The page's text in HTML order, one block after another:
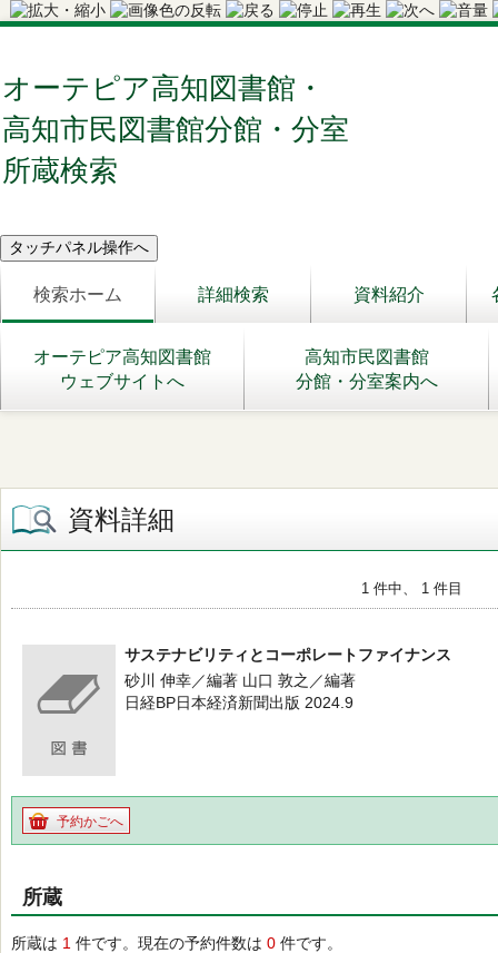
オーテピア高知図書館・
高知市民図書館分館・分室
所蔵検索
検索ホーム 詳細検索 資料紹介
オーテピア高知図書館
ウェブサイトへ
高知市民図書館
分館・分室案内へ
資料詳細
1 件中、 1 件目
サステナビリティとコーポレートファイナンス
砂川 伸幸／編著 山口 敦之／編著
日経BP日本経済新聞出版 2024.9
予約かごへ
所蔵
所蔵は 1 件です。現在の予約件数は 0 件です。